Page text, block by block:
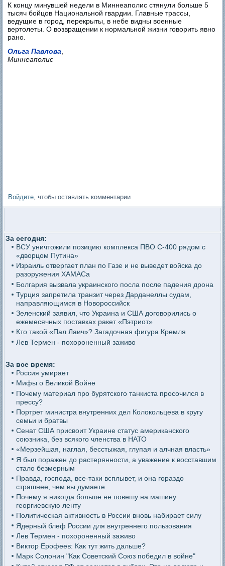
К концу минувшей недели в Миннеаполис стянули больше 5
тысяч бойцов Национальной гвардии. Главные трассы,
ведущие в город, перекрыты, в небе видны военные
вертолеты. О возвращении к нормальной жизни говорить явно
рано.
Ольга Павлова
Миннеаполис
Войдите, чтобы оставлять комментарии
За сегодня:
ВСУ уничтожили позицию комплекса ПВО С-400 рядом с
«дворцом Путина»
Израиль отвергает план по Газе и не выведет войска до
разоружения ХАМАСа
Болгария вызвала украинского посла после падения дрона
Турция запретила транзит через Дарданеллы судам,
направляющимся в Новороссийск
Зеленский заявил, что Украина и США договорились о
ежемесячных поставках ракет «Пэтриот»
Кто такой «Пал Лаич»? Загадочная фигура Кремля
Лев Термен - похороненный заживо
За все время:
Россия умирает
Мифы о Великой Войне
Почему материал про бурятского танкиста просочился в
прессу?
Портрет министра внутренних дел Колокольцева в кругу
семьи и братвы
Сенат США присвоит Украине статус американского
союзника, без всякого членства в НАТО
«Мерзейшая, наглая, бесстыжая, глупая и алчная власть»
Я был поражен до растерянности, а уважение к восставшим
стало безмерным
Правда, господа, все-таки всплывет, и она гораздо
страшнее, чем вы думаете
Почему я никогда больше не повешу на машину
георгиевскую ленту
Политическая активность в России вновь набирает силу
Ядерный блеф России для внутреннего пользования
Лев Термен - похороненный заживо
Виктор Ерофеев: Как тут жить дальше?
Марк Солонин "Как Советский Союз победил в войне"